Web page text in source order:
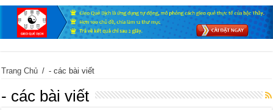
Trang Chủ / - các bài viết
- các bài viết